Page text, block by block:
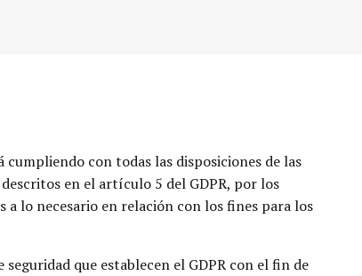
con todas las disposiciones de las
en el artículo 5 del GDPR, por los
lo necesario en relación con los fines para los
que establecen el GDPR con el fin de